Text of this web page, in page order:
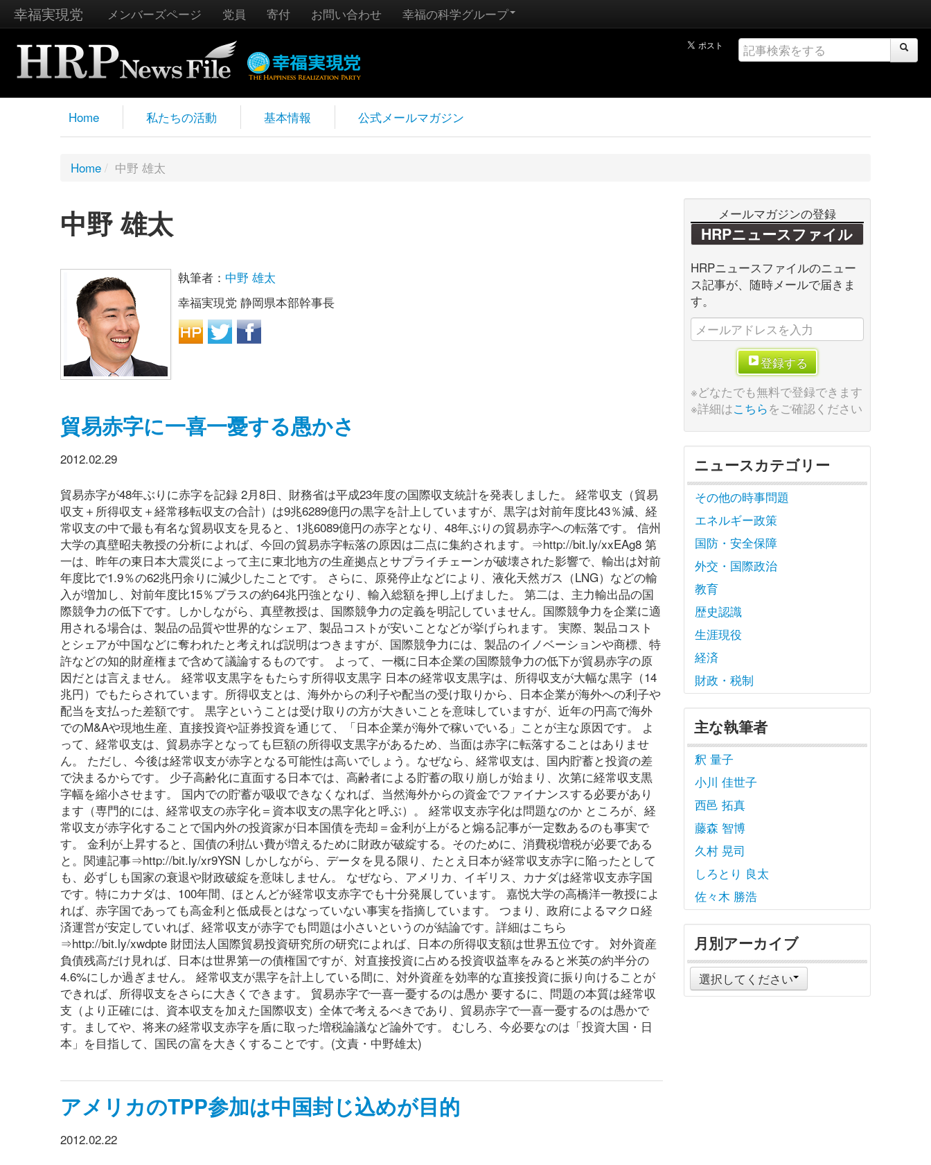
幸福実現党 メンバーズページ 党員 寄付 お問い合わせ 幸福の科学グループ
Home 私たちの活動 基本情報 公式メールマガジン
Home / 中野 雄太
中野 雄太
執筆者： 中野 雄太
幸福実現党 静岡県本部幹事長
貿易赤字に一喜一憂する愚かさ
2012.02.29
貿易赤字が48年ぶりに赤字を記録 2月8日、財務省は平成23年度の国際収支統計を発表しました。 経常収支（貿易
収支＋所得収支＋経常移転収支の合計）は9兆6289億円の黒字を計上していますが、黒字は対前年度比43％減、経
常収支の中で最も有名な貿易収支を見ると、1兆6089億円の赤字となり、48年ぶりの貿易赤字への転落です。 信州
大学の真壁昭夫教授の分析によれば、今回の貿易赤字転落の原因は二点に集約されます。⇒http://bit.ly/xxEAg8 第
一は、昨年の東日本大震災によって主に東北地方の生産拠点とサプライチェーンが破壊された影響で、輸出は対前
年度比で1.9％の62兆円余りに減少したことです。 さらに、原発停止などにより、液化天然ガス（LNG）などの輸
入が増加し、対前年度比15％プラスの約64兆円強となり、輸入総額を押し上げました。 第二は、主力輸出品の国
際競争力の低下です。しかしながら、真壁教授は、国際競争力の定義を明記していません。国際競争力を企業に適
用される場合は、製品の品質や世界的なシェア、製品コストが安いことなどが挙げられます。 実際、製品コスト
とシェアが中国などに奪われたと考えれば説明はつきますが、国際競争力には、製品のイノベーションや商標、特
許などの知的財産権まで含めて議論するものです。 よって、一概に日本企業の国際競争力の低下が貿易赤字の原
因だとは言えません。 経常収支黒字をもたらす所得収支黒字 日本の経常収支黒字は、所得収支が大幅な黒字（14
兆円）でもたらされています。所得収支とは、海外からの利子や配当の受け取りから、日本企業が海外への利子や
配当を支払った差額です。 黒字ということは受け取りの方が大きいことを意味していますが、近年の円高で海外
でのM&Aや現地生産、直接投資や証券投資を通じて、「日本企業が海外で稼いでいる」ことが主な原因です。 よ
って、経常収支は、貿易赤字となっても巨額の所得収支黒字があるため、当面は赤字に転落することはありませ
ん。 ただし、今後は経常収支が赤字となる可能性は高いでしょう。なぜなら、経常収支は、国内貯蓄と投資の差
で決まるからです。 少子高齢化に直面する日本では、高齢者による貯蓄の取り崩しが始まり、次第に経常収支黒
字幅を縮小させます。 国内での貯蓄が吸収できなくなれば、当然海外からの資金でファイナンスする必要があり
ます（専門的には、経常収支の赤字化＝資本収支の黒字化と呼ぶ）。 経常収支赤字化は問題なのか ところが、経
常収支が赤字化することで国内外の投資家が日本国債を売却＝金利が上がると煽る記事が一定数あるのも事実で
す。 金利が上昇すると、国債の利払い費が増えるために財政が破綻する。そのために、消費税増税が必要である
と。関連記事⇒http://bit.ly/xr9YSN しかしながら、データを見る限り、たとえ日本が経常収支赤字に陥ったとして
も、必ずしも国家の衰退や財政破綻を意味しません。 なぜなら、アメリカ、イギリス、カナダは経常収支赤字国
です。特にカナダは、100年間、ほとんどが経常収支赤字でも十分発展しています。 嘉悦大学の高橋洋一教授によ
れば、赤字国であっても高金利と低成長とはなっていない事実を指摘しています。 つまり、政府によるマクロ経
済運営が安定していれば、経常収支が赤字でも問題は小さいというのが結論です。詳細はこちら
⇒http://bit.ly/xwdpte 財団法人国際貿易投資研究所の研究によれば、日本の所得収支額は世界五位です。 対外資産
負債残高だけ見れば、日本は世界第一の債権国ですが、対直接投資に占める投資収益率をみると米英の約半分の
4.6%にしか過ぎません。 経常収支が黒字を計上している間に、対外資産を効率的な直接投資に振り向けることが
できれば、所得収支をさらに大きくできます。 貿易赤字で一喜一憂するのは愚か 要するに、問題の本質は経常収
支（より正確には、資本収支を加えた国際収支）全体で考えるべきであり、貿易赤字で一喜一憂するのは愚かで
す。ましてや、将来の経常収支赤字を盾に取った増税論議など論外です。 むしろ、今必要なのは「投資大国・日
本」を目指して、国民の富を大きくすることです。(文責・中野雄太)
アメリカのTPP参加は中国封じ込めが目的
2012.02.22
メールマガジンの登録
HRPニュースファイル
HRPニュースファイルのニュー
ス記事が、随時メールで届きま
す。
登録する
※どなたでも無料で登録できます
※詳細はこちらをご確認ください
ニュースカテゴリー
その他の時事問題
エネルギー政策
国防・安全保障
外交・国際政治
教育
歴史認識
生涯現役
経済
財政・税制
主な執筆者
釈 量子
小川 佳世子
西邑 拓真
藤森 智博
久村 晃司
しろとり 良太
佐々木 勝浩
月別アーカイブ
選択してください